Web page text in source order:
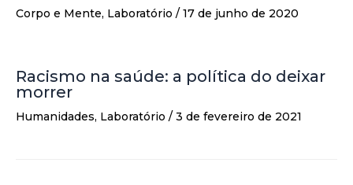
Corpo e Mente, Laboratório / 17 de junho de 2020
Racismo na saúde: a política do deixar
morrer
Humanidades, Laboratório / 3 de fevereiro de 2021